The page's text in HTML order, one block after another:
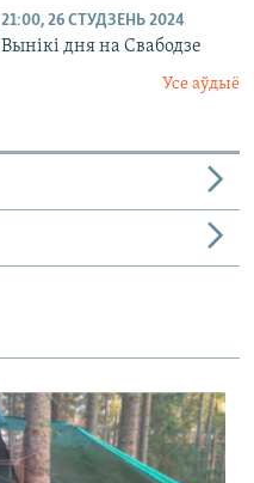
21:00, 26 СТУДЗЕНЬ 2024
Вынікі дня на Свабодзе
Усе аўдыё